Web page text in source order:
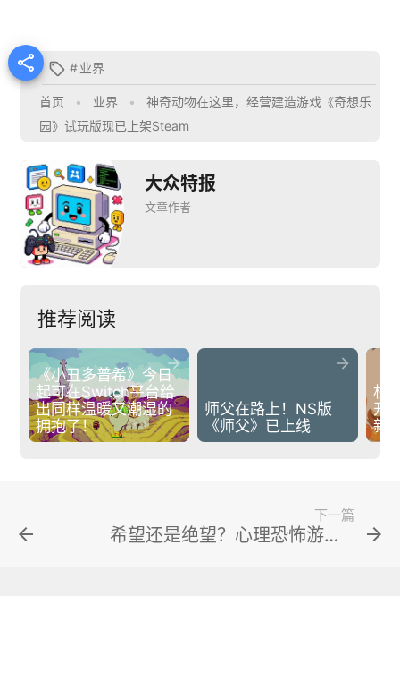
  #业界
首页 • 业界 •
神奇动物在这里，经营建造游戏《奇想乐
园》试玩版现已上架Steam
大众特报
文章作者
推荐阅读
《小丑多普希》今日
起可在Switch平台给
出同样温暖又潮湿的
拥抱了！

师父在路上！NS版
《师父》已上线

杉
开
新
arrow_back arrow_forward
下一篇
希望还是绝望？心理恐怖游戏《黑暗世界：因与果》公开两支全新预告片